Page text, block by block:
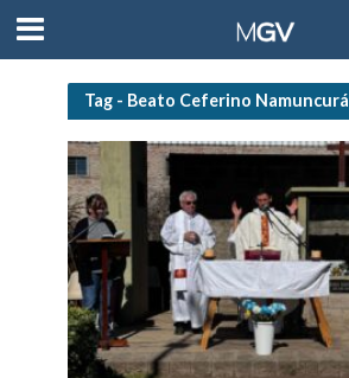
Tag - Beato Ceferino Namuncurá